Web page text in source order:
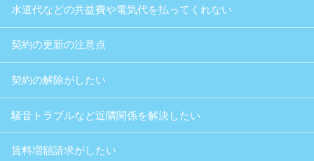
水道代などの共益費や電気代を払ってくれない
契約の更新の注意点
契約の解除がしたい
騒音トラブルなど近隣関係を解決したい
賃料増額請求がしたい